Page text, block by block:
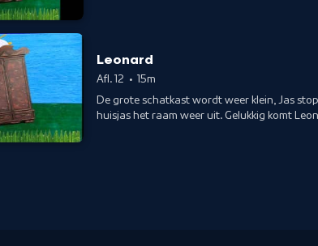
Leonard
Afl. 12 • 15m
De grote schatkast wordt weer klein, Jas
huisjas het raam weer uit. Gelukkig komt